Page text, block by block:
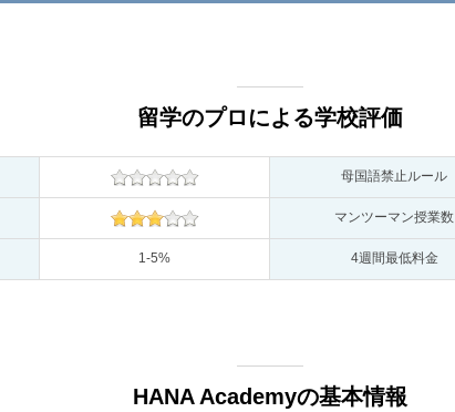
留学のプロによる学校評価
母国語禁止ルール
マンツーマン授業数
1-5% 4週間最低料金
HANA Academyの基本情報